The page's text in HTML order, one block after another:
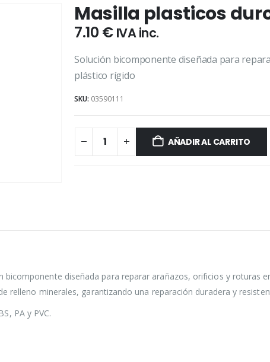
Masilla plasticos
7.10 € IVA inc.
Solución bicomponente diseñada para
plástico rígido
SKU: 03590111
AÑADIR AL CARRITO
diseñada para reparar arañazos, orificios y roturas
relleno minerales, garantizando una reparación duradera y
PA y PVC.